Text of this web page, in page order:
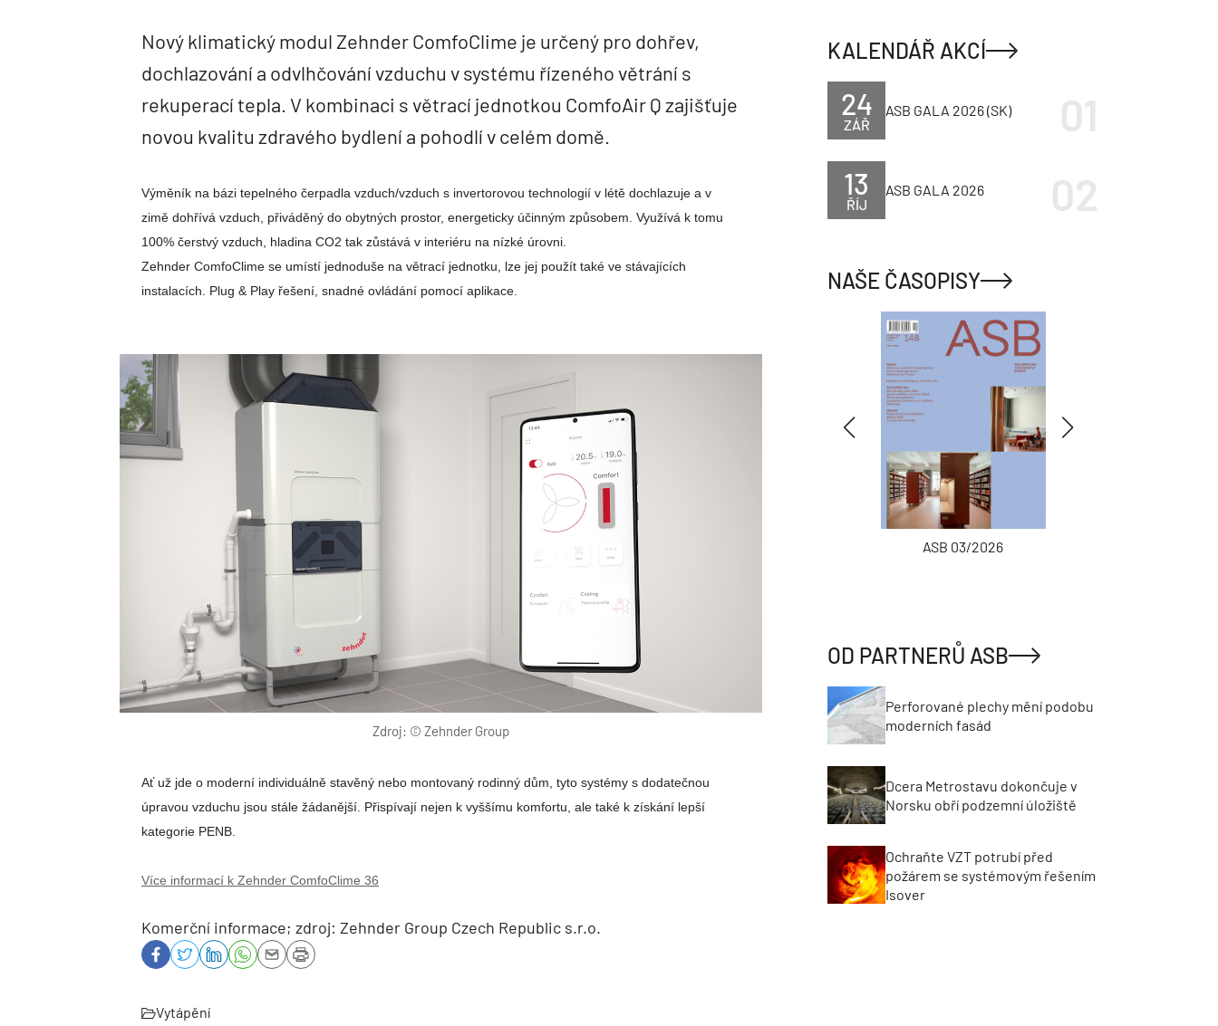
Nový klimatický modul Zehnder ComfoClime je určený pro dohřev,
dochlazování a odvlhčování vzduchu v systému řízeného větrání s
rekuperací tepla. V kombinaci s větrací jednotkou ComfoAir Q zajišťuje
novou kvalitu zdravého bydlení a pohodlí v celém domě.
Výměník na bázi tepelného čerpadla vzduch/vzduch s invertorovou technologií v létě dochlazuje a v
zimě dohřívá vzduch, přiváděný do obytných prostor, energeticky účinným způsobem. Využívá k tomu
100% čerstvý vzduch, hladina CO2 tak zůstává v interiéru na nízké úrovni.
Zehnder ComfoClime se umístí jednoduše na větrací jednotku, lze jej použít také ve stávajících
instalacích. Plug & Play řešení, snadné ovládání pomocí aplikace.
Zdroj: © Zehnder Group
Ať už jde o moderní individuálně stavěný nebo montovaný rodinný dům, tyto systémy s dodatečnou
úpravou vzduchu jsou stále žádanější. Přispívají nejen k vyššímu komfortu, ale také k získání lepší
kategorie PENB.
Více informací k Zehnder ComfoClime 36
Komerční informace; zdroj: Zehnder Group Czech Republic s.r.o.
Vytápění
KALENDÁŘ AKCÍ
ZÁŘ
24 ASB GALA 2026 (SK)
ŘÍJ
13 ASB GALA 2026
NAŠE ČASOPISY
TZB HAUSTECHNIK 02/2026 ASB 03/2026
OD PARTNERŮ ASB
Perforované plechy mění podobu
moderních fasád
Dcera Metrostavu dokončuje v
Norsku obří podzemní úložiště
Ochraňte VZT potrubí před
požárem se systémovým řešením
Isover